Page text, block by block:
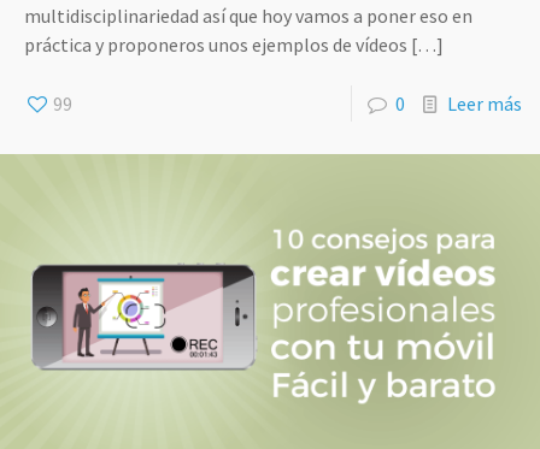
multidisciplinariedad así que hoy vamos a poner eso en
práctica y proponeros unos ejemplos de vídeos […]
99 0 Leer más